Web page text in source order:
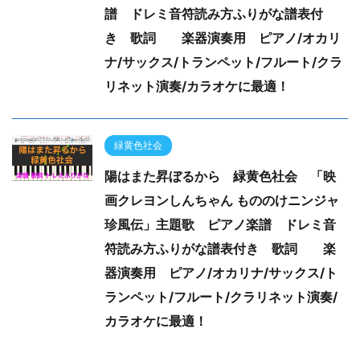
譜 ドレミ音符読み方ふりがな譜表付
き 歌詞 楽器演奏用 ピアノ/オカリ
ナ/サックス/トランペット/フルート/クラ
リネット演奏/カラオケに最適！
緑黄色社会
陽はまた昇ぼるから 緑黄色社会 「映
画クレヨンしんちゃん もののけニンジャ
珍風伝」主題歌 ピアノ楽譜 ドレミ音
符読み方ふりがな譜表付き 歌詞 楽
器演奏用 ピアノ/オカリナ/サックス/ト
ランペット/フルート/クラリネット演奏/
カラオケに最適！